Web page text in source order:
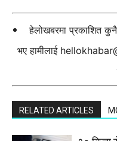
हेलोखबरमा प्रकाशित
भए हामीलाई
RELATED ARTICLES